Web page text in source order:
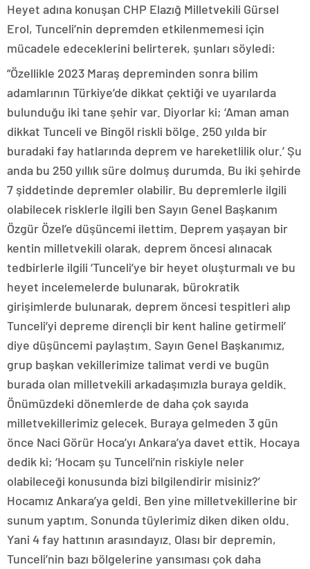
Heyet adına konuşan CHP Elazığ Milletvekili Gürsel
Erol, Tunceli’nin depremden etkilenmemesi için
mücadele edeceklerini belirterek, şunları söyledi:
“Özellikle 2023 Maraş depreminden sonra bilim
adamlarının Türkiye’de dikkat çektiği ve uyarılarda
bulunduğu iki tane şehir var. Diyorlar ki; ‘Aman aman
dikkat Tunceli ve Bingöl riskli bölge. 250 yılda bir
buradaki fay hatlarında deprem ve hareketlilik olur.’ Şu
anda bu 250 yıllık süre dolmuş durumda. Bu iki şehirde
7 şiddetinde depremler olabilir. Bu depremlerle ilgili
olabilecek risklerle ilgili ben Sayın Genel Başkanım
Özgür Özel’e düşüncemi ilettim. Deprem yaşayan bir
kentin milletvekili olarak, deprem öncesi alınacak
tedbirlerle ilgili ‘Tunceli’ye bir heyet oluşturmalı ve bu
heyet incelemelerde bulunarak, bürokratik
girişimlerde bulunarak, deprem öncesi tespitleri alıp
Tunceli’yi depreme dirençli bir kent haline getirmeli’
diye düşüncemi paylaştım. Sayın Genel Başkanımız,
grup başkan vekillerimize talimat verdi ve bugün
burada olan milletvekili arkadaşımızla buraya geldik.
Önümüzdeki dönemlerde de daha çok sayıda
milletvekillerimiz gelecek. Buraya gelmeden 3 gün
önce Naci Görür Hoca’yı Ankara’ya davet ettik. Hocaya
dedik ki; ‘Hocam şu Tunceli’nin riskiyle neler
olabileceği konusunda bizi bilgilendirir misiniz?’
Hocamız Ankara’ya geldi. Ben yine milletvekillerine bir
sunum yaptım. Sonunda tüylerimiz diken diken oldu.
Yani 4 fay hattının arasındayız. Olası bir depremin,
Tunceli’nin bazı bölgelerine yansıması çok daha